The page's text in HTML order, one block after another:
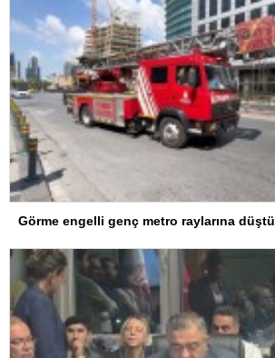
Görme engelli genç metro raylarına düştü